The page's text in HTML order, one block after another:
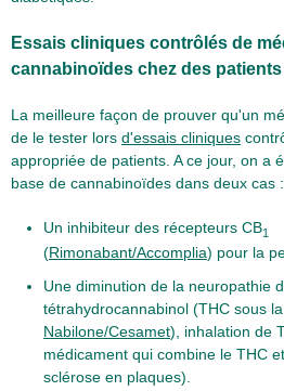
Essais cliniques contrôlés de
cannabinoïdes chez des
La meilleure façon de prouver qu'un
de le tester lors d'essais cliniques
appropriée de patients. A ce jour, on a
base de cannabinoïdes dans deux cas :
Un inhibiteur des récepteurs CB1
(Rimonabant/Accomplia) pour la
Une diminution de la neuropathie
tétrahydrocannabinol (THC sous
Nabilone/Cesamet), inhalation de
médicament qui combine le THC
sclérose en plaques).